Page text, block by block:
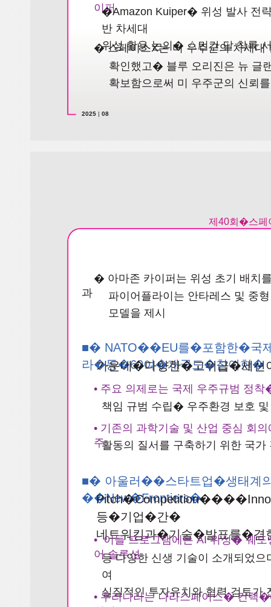
2025 | 08
이퍼
�Amazon Kuiper� 위성 발사 전
반 차세대
위성 활용 논의� △민간 달 착륙
� 스페이스X는 미 우주군의 차세대
확인했고� 블루 오리진은 뉴 글
확보함으로써 미 우주군의 신뢰
제40회�스
� 아마존 카이퍼는 위성 초기 배치
과
파이어플라이는 안타레스 및 중
모델을 제시
■� NATO��EU를�포함한�
라�등�60여�개국도�참여한�
가운데�다양한�고위급�세
• 주요 의제로는 국제 우주규범 정
책임 규범 수립� 우주환경 보호
• 기존의 과학기술 및 산업 중심
주활동의 질서를 구축하기 위한 국
■� 아울러��스타트업�생태계
��New�Frontiers�
등�기업�간�
네트워킹과�기술�발표를�
• 이들 프로그램에는 AI 위성� 궤
어 솔루션
등 다양한 신생 기술이 소개되었
여
실질적인 투자유치와 협력 검토가
• 우리나라는 나라스페이스� 컨택